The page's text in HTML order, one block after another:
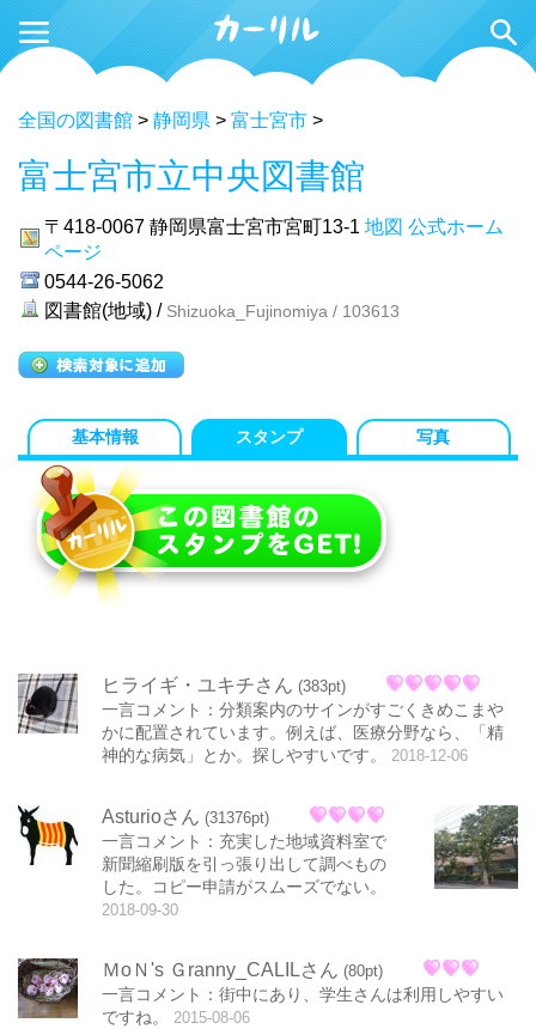
全国の図書館 > 静岡県 > 富士宮市 >
富士宮市立中央図書館
〒418-0067 静岡県富士宮市宮町13-1 地図 公式ホーム
ページ
0544-26-5062
図書館(地域) / Shizuoka_Fujinomiya / 103613
基本情報 スタンプ 写真
ヒライギ・ユキチさん (383pt)
一言コメント：分類案内のサインがすごくきめこまや
かに配置されています。例えば、医療分野なら、「精
神的な病気」とか。探しやすいです。
2018-12-06
Asturioさん (31376pt)
一言コメント：充実した地域資料室で
新聞縮刷版を引っ張り出して調べもの
した。コピー申請がスムーズでない。
2018-09-30
ＭoＮ's Ｇranny_CALILさん (80pt)
一言コメント：街中にあり、学生さんは利用しやすい
ですね。
2015-08-06